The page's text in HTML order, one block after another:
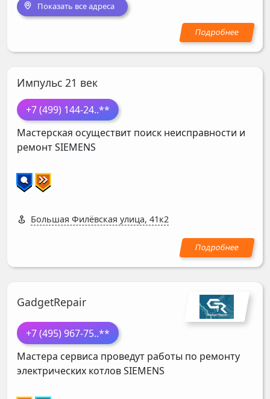
Показать все адреса
Импульс 21 век
+7 (499) 144-24..**
Мастерская осуществит поиск неисправности и
ремонтSIEMENS
Большая Филёвская улица, 41к2
GadgetRepair
+7 (495) 967-75..**
Мастера сервиса проведут работы по ремонту
электрических котловSIEMENS